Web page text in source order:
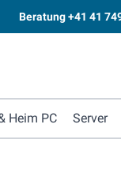
Beratung+41 41
Heim PC Server